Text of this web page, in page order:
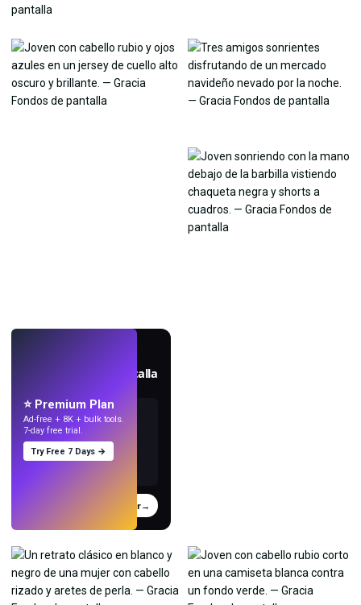
Crea fondos de pantalla
Probar→
⭐ Premium Plan
Ad-free + 8K + bulk tools.
7-day free trial.
Try Free 7 Days →